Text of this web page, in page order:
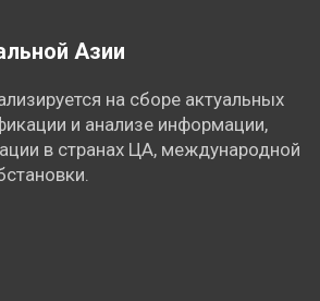
Азии
на сборе актуальных
и анализе информации,
в странах ЦА, международной